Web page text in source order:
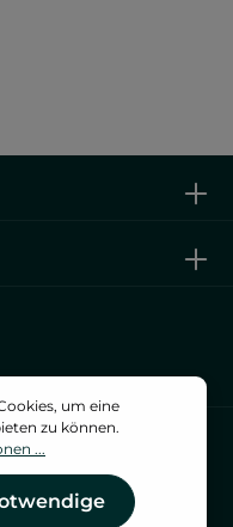
um eine
zu können.
...